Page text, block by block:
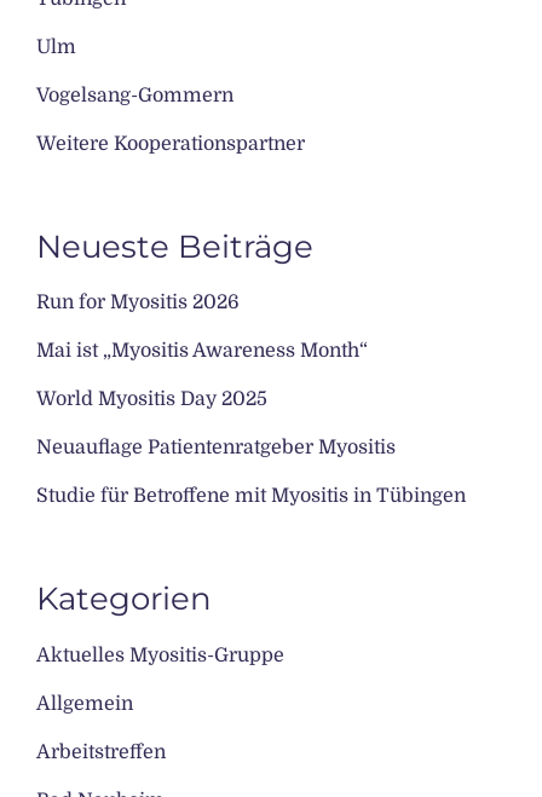
Ulm
Vogelsang-Gommern
Weitere Kooperationspartner
Neueste Beiträge
Run for Myositis 2026
Mai ist „Myositis Awareness Month“
World Myositis Day 2025
Neuauflage Patientenratgeber Myositis
Studie für Betroffene mit Myositis in Tübingen
Kategorien
Aktuelles Myositis-Gruppe
Allgemein
Arbeitstreffen